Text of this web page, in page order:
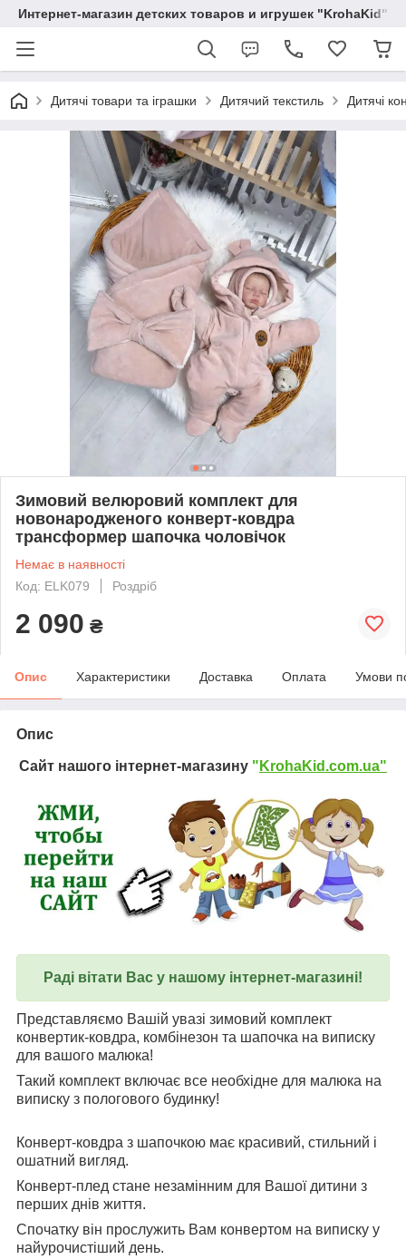
Интернет-магазин детских товаров и игрушек "KrohaKid"
Дитячі товари та іграшки Дитячий текстиль Дитячі
Зимовий велюровий комплект для
новонародженого конверт-ковдра
трансформер шапочка чоловічок
Немає в наявності
Код: ELK079
Роздріб
2 090 ₴
Опис Характеристики Доставка Оплата Умови
Опис
Сайт нашого інтернет-магазину " KrohaKid.com.ua"
Раді вітати Вас у нашому інтернет-магазині!
Представляємо Вашій увазі зимовий комплект
конвертик-ковдра, комбінезон та шапочка на виписку
для вашого малюка!
Такий комплект включає все необхідне для малюка на
виписку з пологового будинку!
Конверт-ковдра з шапочкою має красивий, стильний і
ошатний вигляд.
Конверт-плед стане незамінним для Вашої дитини з
перших днів життя.
Спочатку він прослужить Вам конвертом на виписку у
найурочистіший день.